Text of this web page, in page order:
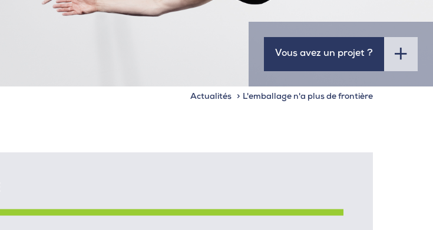
Vous avez un projet ?
Actualités L'emballage n'a plus de frontière